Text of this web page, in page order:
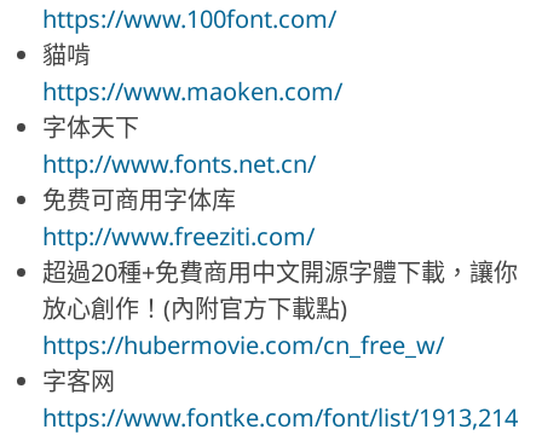
https://www.100font.com/
貓啃
https://www.maoken.com/
字体天下
http://www.fonts.net.cn/
免费可商用字体库
http://www.freeziti.com/
超過20種+免費商用中文開源字體下載，讓你
放心創作！(內附官方下載點)
https://hubermovie.com/cn_free_w/
字客网
https://www.fontke.com/font/list/1913,214